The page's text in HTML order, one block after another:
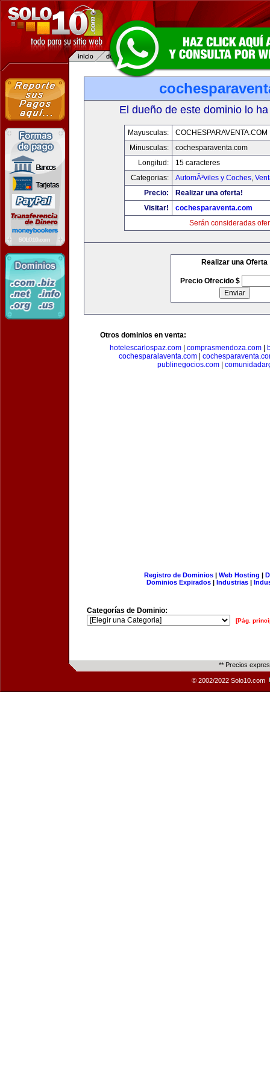
El dueño de este dominio lo
Mayusculas:
COCHESPARAVENTA.COM
Minusculas:
cochesparaventa.com
Longitud:
15 caracteres
Categorias:
AutomÃ³viles y Coches,
Precio:
Realizar una oferta!
Visitar!
cochesparaventa.com
Serán consideradas
Realizar una Oferta
Precio Ofrecido $
Otros dominios en venta:
hotelescarlospaz.com| comprasmendoza.com|
cochesparalaventa.com
publinegocios.com|
Registro de Dominios| Web Hosting |
Dominios Expirados | Industrias |
Categorías de Dominio:
[Pág.
** Precios
© 2002/2022 Solo10.com